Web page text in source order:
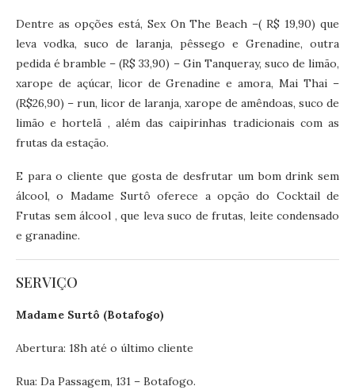
Dentre as opções está, Sex On The Beach –( R$ 19,90) que
leva vodka, suco de laranja, pêssego e Grenadine, outra
pedida é bramble – (R$ 33,90) – Gin Tanqueray, suco de limão,
xarope de açúcar, licor de Grenadine e amora, Mai Thai –
(R$26,90) – run, licor de laranja, xarope de amêndoas, suco de
limão e hortelã , além das caipirinhas tradicionais com as
frutas da estação.
E para o cliente que gosta de desfrutar um bom drink sem
álcool, o Madame Surtô oferece a opção do Cocktail de
Frutas sem álcool , que leva suco de frutas, leite condensado
e granadine.
SERVIÇO
Madame Surtô (Botafogo)
Abertura: 18h até o último cliente
Rua: Da Passagem, 131 – Botafogo.